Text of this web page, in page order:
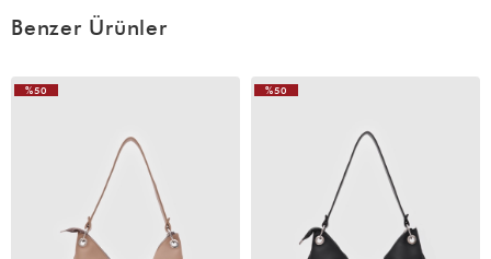
Benzer Ürünler
%50
%50